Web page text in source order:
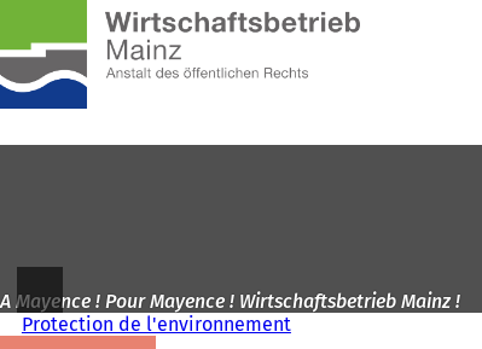
Accéder au contenu
page
d'accueil
A Mayence ! Pour Mayence ! Wirtschaftsbetrieb Mainz !
Protection de l'environnement